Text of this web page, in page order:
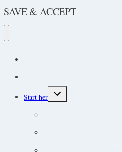
SAVE & ACCEPT
Start her
Toggle
child